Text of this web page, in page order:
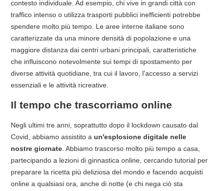
contesto individuale. Ad esempio, chi vive in grandi città con
traffico intenso o utilizza trasporti pubblici inefficienti potrebbe
spendere molto più tempo. Le aree interne italiane sono
caratterizzate da una minore densità di popolazione e una
maggiore distanza dai centri urbani principali, caratteristiche
che influiscono notevolmente sui tempi di spostamento per
diverse attività quotidiane, tra cui il lavoro, l'accesso a servizi
essenziali e le attività ricreative.
Il tempo che trascorriamo online
Negli ultimi tre anni, soprattutto dopo il lockdown causato dal
Covid, abbiamo assistito a un'esplosione digitale nelle
nostre giornate . Abbiamo trascorso molto più tempo a casa,
partecipando a lezioni di ginnastica online, cercando tutorial per
preparare la ricetta più deliziosa del mondo e facendo acquisti
online a qualsiasi ora, anche di notte (e chi nega ciò sta